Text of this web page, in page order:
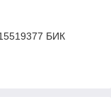
БИК